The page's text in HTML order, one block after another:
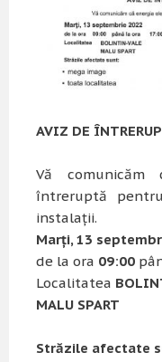
AVIZ DE
Vă
întreruptă
instalații.
Marți, 13
de la ora 09:00
Localitatea
MALU SPART
Străzile afectate